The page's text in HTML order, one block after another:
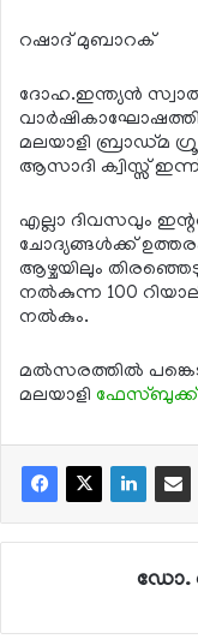
റഷാദ് മുബാറക്
ദോഹ.ഇന്ത്യന്‍
മലയാളി ബ്രാഡ്മ
ആസാദി ക്വിസ്സ്
എല്ലാ ദിവസവും
ചോദ്യങ്ങള്‍ക്ക്
ആഴ്ചയിലും
നല്‍കുന്ന 100
നല്‍കും.
മല്‍സരത്തില്‍
മലയാളി ഫേസ്ബുക്ക്
ഡോ.